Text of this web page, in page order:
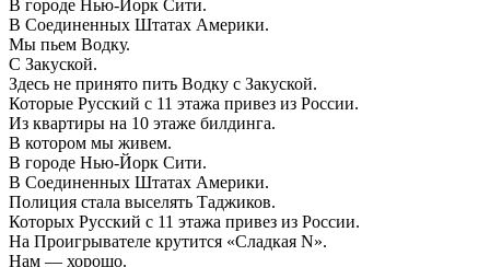
В городе Нью-Йорк Сити.
В Соединенных Штатах Америки.
Мы пьем Водку.
С Закуской.
Здесь не принято пить Водку с Закуской.
Которые Русский с 11 этажа привез из России.
Из квартиры на 10 этаже билдинга.
В котором мы живем.
В городе Нью-Йорк Сити.
В Соединенных Штатах Америки.
Полиция стала выселять Таджиков.
Которых Русский с 11 этажа привез из России.
На Проигрывателе крутится «Сладкая N».
Нам — хорошо.